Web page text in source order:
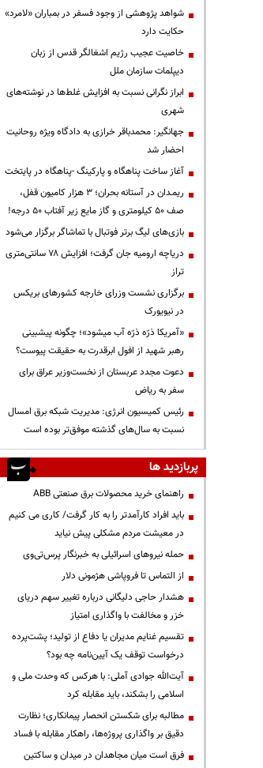
شواهد پژوهشی از وجود فسفر در بمباران «لامرد»
حکایت دارد
خاصیت عجیب رژیم اشغالگر قدس از زبان
دیپلمات سازمان ملل
ابراز نگرانی نسبت به افزایش غلط‌ها در نوشته‌های
شهری
جهانگیر: محمدباقر خرازی به دادگاه ویژه روحانیت
احضار شد
آغاز ساخت پناهگاه و پارکینگ -پناهگاه در پایتخت
ریمـدان در آستانه بحران؛ ۳ هزار کامیون قفل،
صف ۵۰ کیلومتری و گاز مایع زیر آفتاب ۵۰ درجه!
بازی‌های لیگ برتر فوتبال با تماشاگر برگزار می‌شود
دریاچه ارومیه جان گرفت؛ افزایش ۷۸ سانتی‌متری
تراز
برگزاری نشست وزرای خارجه کشورهای بریکس
در نیویورک
«آمریکا ذرّه ذرّه آب میشود»؛ چگونه پیشبینی
رهبر شهید از افول ابرقدرت به حقیقت پیوست؟
دعوت مجدد عربستان از نخست‌وزیر عراق برای
سفر به ریاض
رئیس کمیسیون انرژی: مدیریت شبکه برق امسال
نسبت به سال‌های گذشته موفق‌تر بوده است
پربازدید ها
راهنمای خرید محصولات برق صنعتی ABB
باید افراد کارآمدتر را به کار گرفت/ کاری می کنیم
در معیشت مردم مشکلی پیش نیاید
حمله نیروهای اسرائیلی به خبرنگار پرس‌تی‌وی
از التماس تا فروپاشی هژمونی دلار
هشدار حاجی دلیگانی درباره تغییر سهم دریای
خزر و مخالفت با واگذاری امتیاز
تقسیم غنایم مدیران یا دفاع از تولید؛ پشت‌پرده
درخواست توقف یک آیین‌نامه چه بود؟
آیت‌الله جوادی آملی: با هرکس که وحدت ملی و
اسلامی را بشکند، باید مقابله کرد
مطالبه برای شکستن انحصار پیمانکاری؛ نظارت
دقیق بر واگذاری پروژه‌ها، راهکار مقابله با فساد
فرق است میان مجاهدان در میدان و ساکتین